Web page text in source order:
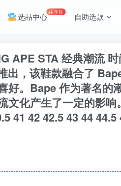
选品中心共享库 自助选款
APE STA 经典潮流
出，该鞋款融合了
好。Bape 作为著名的
文化产生了一定的影
41 42 42.5 43 44 44.5